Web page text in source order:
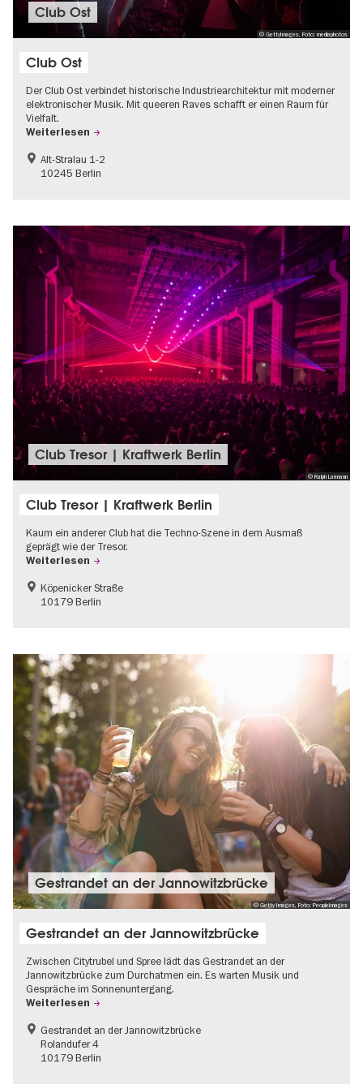
© GettyImages, Foto: mediaphotos
Club Ost
Club Ost
Der Club Ost verbindet historische Industriearchitektur mit moderner
elektronischer Musik. Mit queeren Raves schafft er einen Raum für
Vielfalt.
Weiterlesen
Alt-Stralau 1-2
10245 Berlin
© Ralph Larmann
Club Tresor | Kraftwerk Berlin
Club Tresor | Kraftwerk Berlin
Kaum ein anderer Club hat die Techno-Szene in dem Ausmaß
geprägt wie der Tresor.
Weiterlesen
Köpenicker Straße
10179 Berlin
© Getty Images, Foto: PeopleImages
Gestrandet an der Jannowitzbrücke
Gestrandet an der Jannowitzbrücke
Zwischen Citytrubel und Spree lädt das Gestrandet an der
Jannowitzbrücke zum Durchatmen ein. Es warten Musik und
Gespräche im Sonnenuntergang.
Weiterlesen
Gestrandet an der Jannowitzbrücke
Rolandufer 4
10179 Berlin